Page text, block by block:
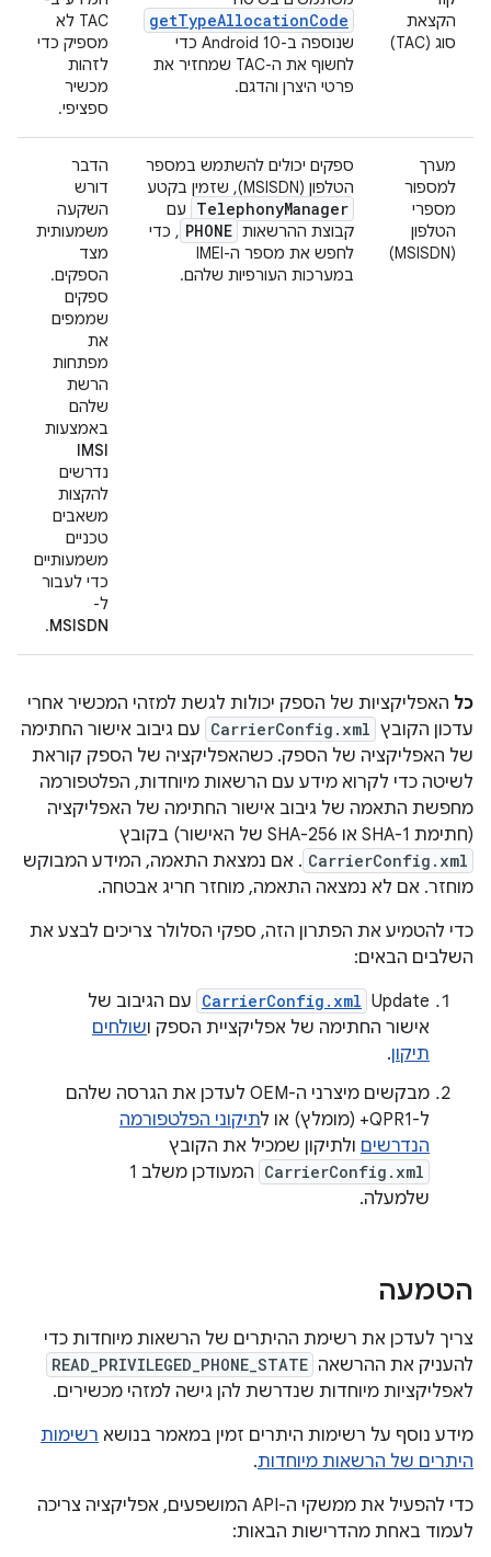
הקצאת
סוג (TAC)
getTypeAllocationCode
שנוספה ב-Android 10 כדי
לחשוף את ה-TAC שמחזיר את
פרטי היצרן והדגם.
TAC לא
מספיק כדי
לזהות
מכשיר
ספציפי.
מערך
למספור
מספרי
הטלפון
(MSISDN)
ספקים יכולים להשתמש במספר
הטלפון (MSISDN), שזמין בקטע
TelephonyManager
עם
קבוצת ההרשאות PHONE , כדי
לחפש את מספר ה-IMEI
במערכות העורפיות שלהם.
הדבר
דורש
השקעה
משמעותית
מצד
הספקים.
ספקים
שממפים
את
מפתחות
הרשת
שלהם
באמצעות
IMSI
נדרשים
להקצות
משאבים
טכניים
משמעותיים
כדי לעבור
ל-
MSISDN
.
כל האפליקציות של הספק יכולות לגשת למזהי המכשיר אחרי
עדכון הקובץ CarrierConfig.xml עם גיבוב אישור החתימה
של האפליקציה של הספק. כשהאפליקציה של הספק קוראת
לשיטה כדי לקרוא מידע עם הרשאות מיוחדות, הפלטפורמה
מחפשת התאמה של גיבוב אישור החתימה של האפליקציה
(חתימת SHA-1 או SHA-256 של האישור) בקובץ
CarrierConfig.xml . אם נמצאת התאמה, המידע המבוקש
מוחזר. אם לא נמצאה התאמה, מוחזר חריג אבטחה.
כדי להטמיע את הפתרון הזה, ספקי הסלולר צריכים לבצע את
השלבים הבאים:
‫Update
CarrierConfig.xml עם הגיבוב של
אישור החתימה של אפליקציית הספק ושולחים
תיקון.
מבקשים מיצרני ה-OEM לעדכן את הגרסה שלהם
ל-QPR1+ (מומלץ) או ל
תיקוני הפלטפורמה
הנדרשים ולתיקון שמכיל את הקובץ
CarrierConfig.xml
המעודכן משלב 1
שלמעלה.
הטמעה
צריך לעדכן את רשימת ההיתרים של הרשאות מיוחדות כדי
להעניק את ההרשאה READ_PRIVILEGED_PHONE_STATE
לאפליקציות מיוחדות שנדרשת להן גישה למזהי מכשירים.
מידע נוסף על רשימות היתרים זמין במאמר בנושא רשימות
היתרים של הרשאות מיוחדות.
כדי להפעיל את ממשקי ה-API המושפעים, אפליקציה צריכה
לעמוד באחת מהדרישות הבאות: